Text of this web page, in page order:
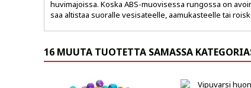
huvimajoissa. Koska ABS-muovisessa rungossa on
saa altistaa suoralle vesisateelle, aamukasteelle tai
16 MUUTA TUOTETTA SAMASSA